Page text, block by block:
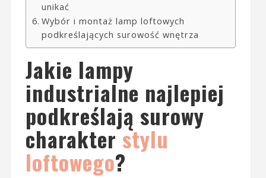
unikać
Wybór i montaż lamp loftowych
podkreślających surowość wnętrza
Jakie lampy
industrialne najlepiej
podkreślają surowy
charakterstylu
loftowego?